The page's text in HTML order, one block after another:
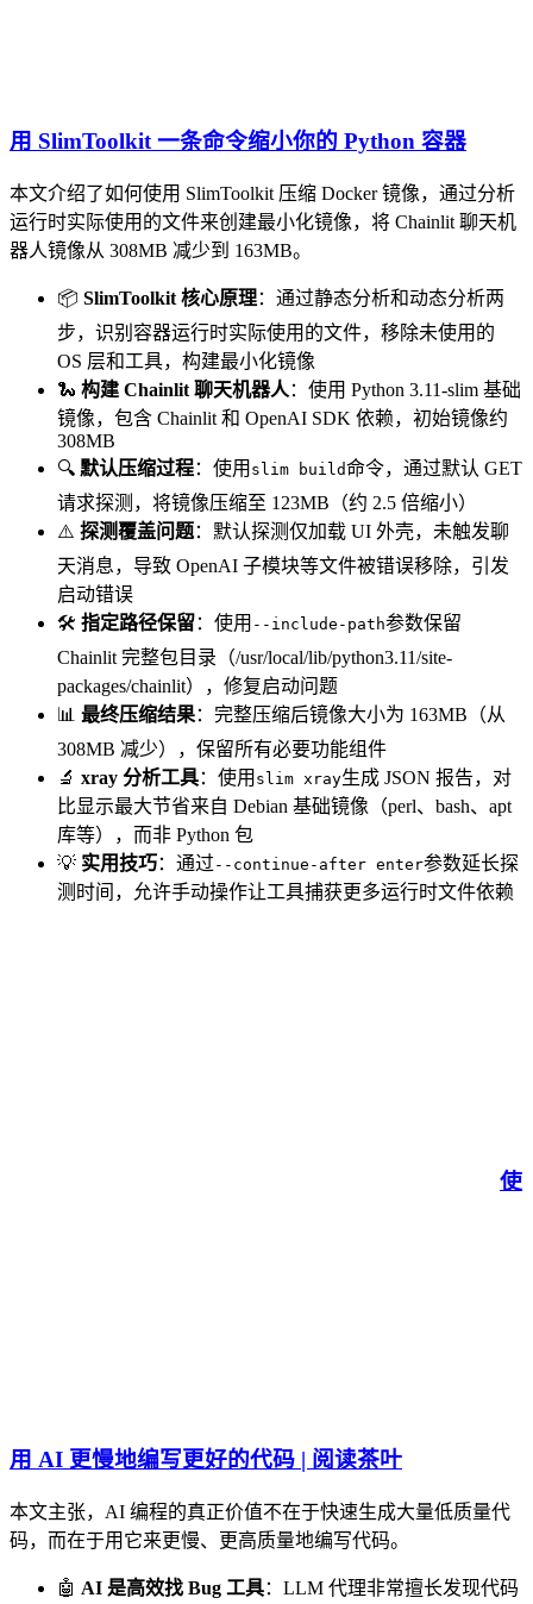
用 SlimToolkit 一条命令缩小你的 Python 容器
本文介绍了如何使用 SlimToolkit 压缩 Docker 镜像，通过分析
运行时实际使用的文件来创建最小化镜像，将 Chainlit 聊天机
器人镜像从 308MB 减少到 163MB。
📦 SlimToolkit 核心原理：通过静态分析和动态分析两
步，识别容器运行时实际使用的文件，移除未使用的
OS 层和工具，构建最小化镜像
🐍 构建 Chainlit 聊天机器人 ：使用 Python 3.11-slim 基础
镜像，包含 Chainlit 和 OpenAI SDK 依赖，初始镜像约
308MB
🔍 默认压缩过程：使用 slim build命令，通过默认 GET
请求探测，将镜像压缩至 123MB（约 2.5 倍缩小）
⚠️ 探测覆盖问题：默认探测仅加载 UI 外壳，未触发聊
天消息，导致 OpenAI 子模块等文件被错误移除，引发
启动错误
🛠️ 指定路径保留：使用 --include-path参数保留
Chainlit 完整包目录（/usr/local/lib/python3.11/site-
packages/chainlit），修复启动问题
📊 最终压缩结果：完整压缩后镜像大小为 163MB（从
308MB 减少），保留所有必要功能组件
🔬 xray 分析工具：使用 slim xray生成 JSON 报告，对
比显示最大节省来自 Debian 基础镜像（perl、bash、apt
库等），而非 Python 包
💡 实用技巧：通过 --continue-after enter参数延长探
测时间，允许手动操作让工具捕获更多运行时文件依赖
使
用 AI 更慢地编写更好的代码 | 阅读茶叶
本文主张，AI 编程的真正价值不在于快速生成大量低质量代
码，而在于用它来更慢、更高质量地编写代码。
🤖 AI 是高效找 Bug 工具：LLM 代理非常擅长发现代码